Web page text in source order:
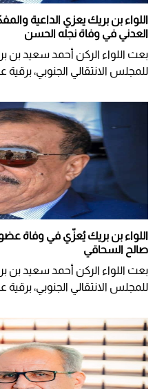
اللواء بن بريك يعزي الداعية
العدني في وفاة نجله الحسن
بعث اللواء الركن أحمد سعيد بن
للمجلس الانتقالي الجنوبي، برقية
اللواء بن بريك يُعزّي في وفاة عضو
صالح السحاقي
بعث اللواء الركن أحمد سعيد بن
للمجلس الانتقالي الجنوبي، برقية